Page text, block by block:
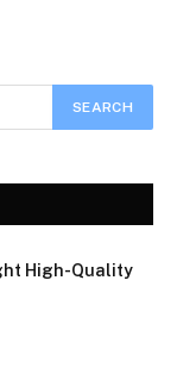
High-Quality